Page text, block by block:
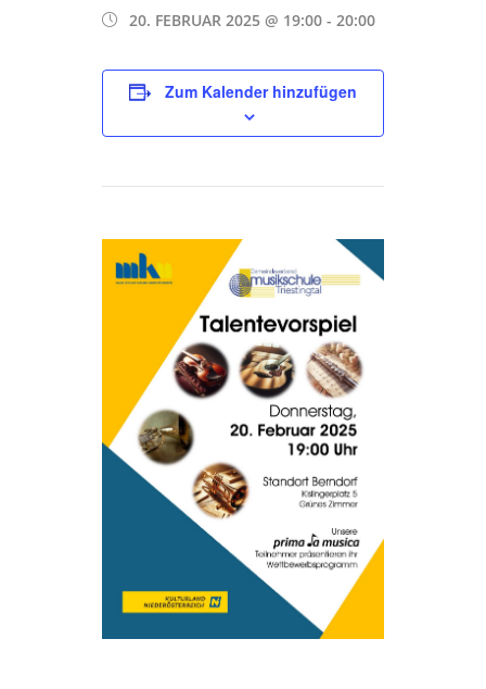
20. FEBRUAR 2025 @ 19:00 - 20:00
Zum Kalender hinzufügen